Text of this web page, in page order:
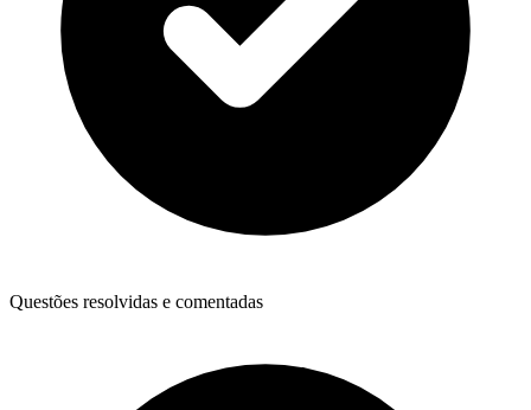
Questões resolvidas e comentadas